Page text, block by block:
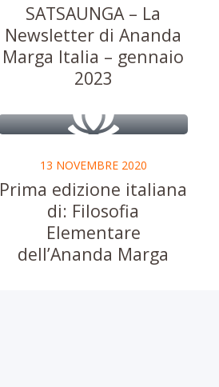
SATSAUNGA – La
Newsletter di Ananda
Marga Italia – gennaio
2023
13 NOVEMBRE 2020
Prima edizione italiana
di: Filosofia
Elementare
dell’Ananda Marga